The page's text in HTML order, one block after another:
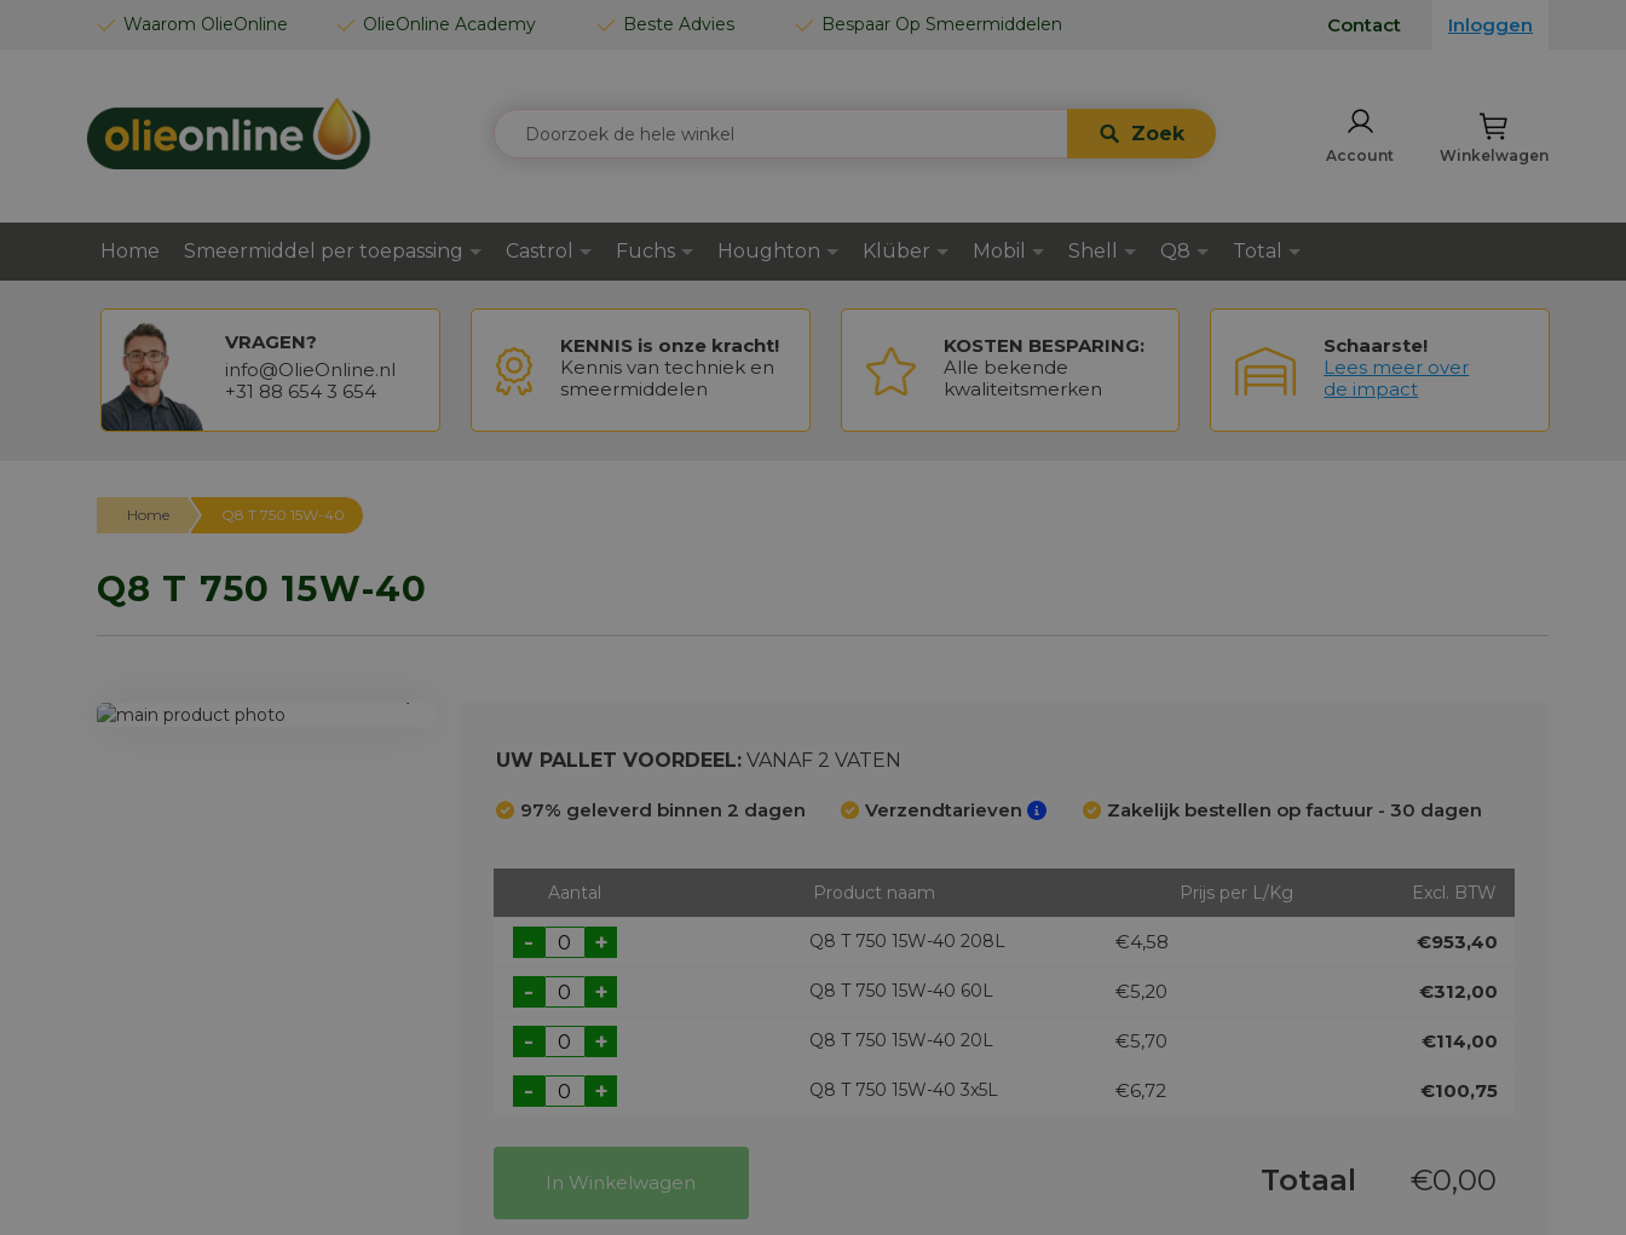
Waarom OlieOnline OlieOnline Academy Beste Advies Bespaar Op Smeermiddelen
GA
Contact Inloggen
Winkelwagen
ZOEK
Zoek
Account
Home Smeermiddel per toepassing Castrol Fuchs Houghton Klüber Mobil Shell Q8 Total
VRAGEN?
info@OlieOnline.nl
+31 88 654 3 654
KENNIS is onze kracht!
Kennis van techniek en
smeermiddelen
KOSTEN BESPARING:
Alle bekende
kwaliteitsmerken
Schaarste!
Lees meer over
de impact
Home Q8 T 750 15W-40
Q8 T 750 15W-40
Ga
UW PALLET VOORDEEL:VANAF 2 VATEN
97% geleverd binnen 2 dagen Verzendtarieven Zakelijk bestellen op factuur - 30 dagen
Aantal Product naam Prijs per L/Kg Excl. BTW
- + Q8 T 750 15W-40 208L €4,58 €953,40
- + Q8 T 750 15W-40 60L €5,20 €312,00
- + Q8 T 750 15W-40 20L €5,70 €114,00
- + Q8 T 750 15W-40 3x5L €6,72 €100,75
Totaal €0,00
In Winkelwagen